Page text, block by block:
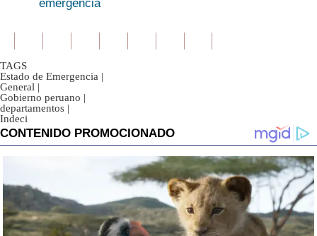
emergencia
TAGS
Estado de Emergencia |
General |
Gobierno peruano |
departamentos |
Indeci